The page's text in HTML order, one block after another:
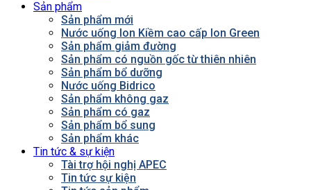
Sản phẩm
Sản phẩm mới
Nước uống Ion Kiềm cao cấp Ion Green
Sản phẩm giảm đường
Sản phẩm có nguồn gốc từ thiên nhiên
Sản phẩm bổ dưỡng
Nước uống Bidrico
Sản phẩm không gaz
Sản phẩm có gaz
Sản phẩm bổ sung
Sản phẩm khác
Tin tức & sự kiện
Tài trợ hội nghị APEC
Tin tức sự kiện